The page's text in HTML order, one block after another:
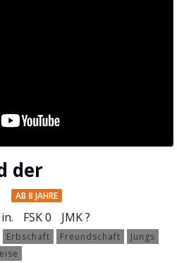
der
AB 8 JAHRE
FSK 0 JMK ?
Erbschaft Freundschaft
Jungs